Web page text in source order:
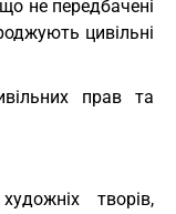
не передбачені
цивільні
прав та
творів,